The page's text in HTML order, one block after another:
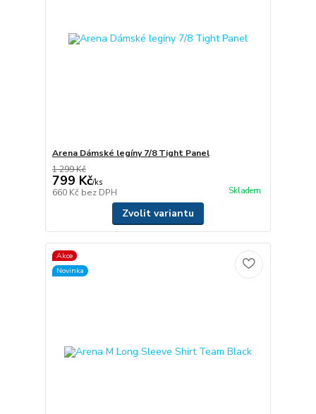
Arena Dámské legíny 7/8 Tight Panel
1 299 Kč
799 Kč/ks
660 Kč bez DPH Skladem
Zvolit variantu
Akce
Novinka